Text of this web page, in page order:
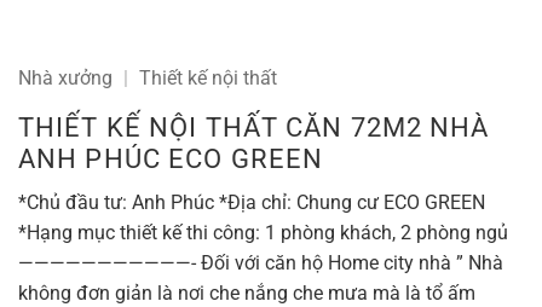
Nhà xưởng | Thiết kế nội thất
THIẾT KẾ NỘI THẤT CĂN 72M2 NHÀ
ANH PHÚC ECO GREEN
*Chủ đầu tư: Anh Phúc *Địa chỉ: Chung cư ECO GREEN
*Hạng mục thiết kế thi công: 1 phòng khách, 2 phòng ngủ
———————————- Đối với căn hộ Home city nhà ” Nhà
không đơn giản là nơi che nắng che mưa mà là tổ ấm